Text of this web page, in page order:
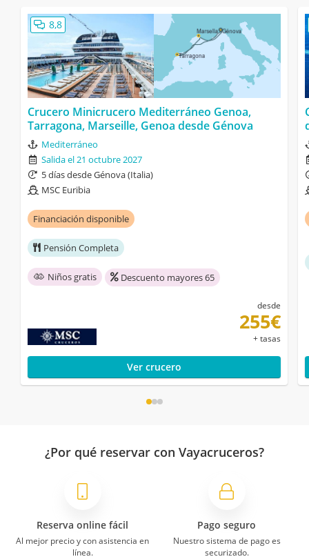
8,8
Crucero Minicrucero Mediterráneo Genoa,
Tarragona, Marseille, Genoa desde Génova
Mediterráneo
Salida el 21 octubre 2027
5 días desde Génova (Italia)
MSC Euribia
Financiación disponible
Pensión Completa
Niños gratis Descuento mayores 65
desde
255€
+ tasas
Ver crucero
¿Por qué reservar con Vayacruceros?
Reserva online fácil
Al mejor precio y con asistencia en
línea.
Pago seguro
Nuestro sistema de pago es
securizado.